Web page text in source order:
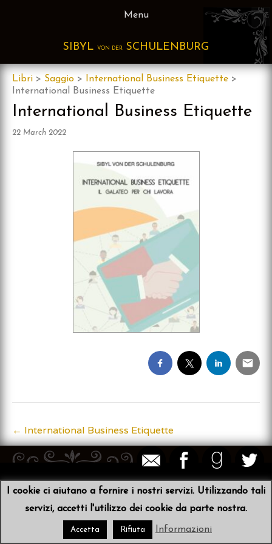
Menu
SIBYL VON DER SCHULENBURG
Libri > Saggio > International Business Etiquette >
International Business Etiquette
International Business Etiquette
22 March 2022
Post
navigation
← International Business Etiquette
I cookie ci aiutano a fornire i nostri servizi. Utilizzando tali
servizi, accetti l'utilizzo dei cookie da parte nostra.
Accetta Rifiuta Informazioni
© 2026Sibyl von der Schulenburg • Scribit